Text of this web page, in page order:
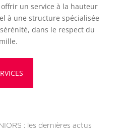
un service à la hauteur
à une structure spécialisée
dans le respect du
: les dernières actus